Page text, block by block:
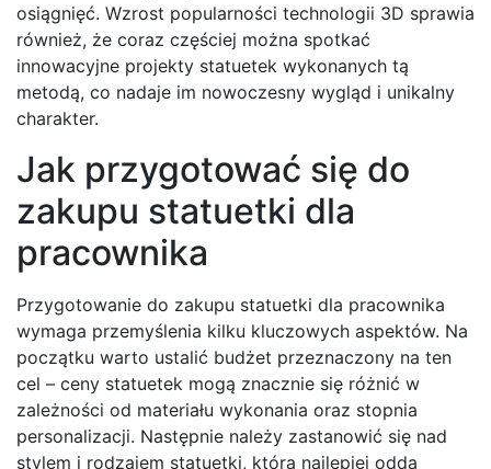
osiągnięć. Wzrost popularności technologii 3D sprawia
również, że coraz częściej można spotkać
innowacyjne projekty statuetek wykonanych tą
metodą, co nadaje im nowoczesny wygląd i unikalny
charakter.
Jak przygotować się do
zakupu statuetki dla
pracownika
Przygotowanie do zakupu statuetki dla pracownika
wymaga przemyślenia kilku kluczowych aspektów. Na
początku warto ustalić budżet przeznaczony na ten
cel – ceny statuetek mogą znacznie się różnić w
zależności od materiału wykonania oraz stopnia
personalizacji. Następnie należy zastanowić się nad
stylem i rodzajem statuetki, która najlepiej odda